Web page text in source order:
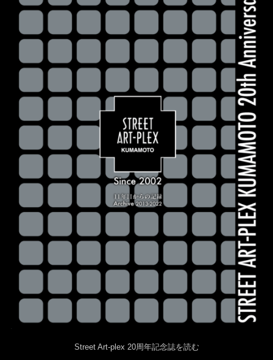
Street Art-plex 20周年記念誌を読む